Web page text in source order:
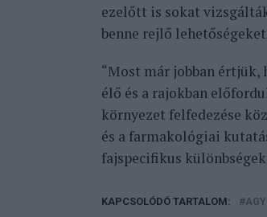
ezelőtt is sokat
benne rejlő
“Most már jobban
élő és a rajokban
környezet felfedezése
és a farmakológiai
fajspecifikus
KAPCSOLÓDÓ TARTALOM: AGY